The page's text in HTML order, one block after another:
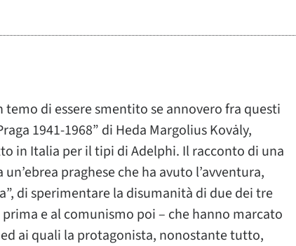
di essere smentito se annovero fra questi
1941-1968” di Heda Margolius Kovȧly,
in Italia per il tipi di Adelphi. Il racconto di una
praghese che ha avuto l’avventura,
di sperimentare la disumanità di due dei tre
e al comunismo poi – che hanno marcato
ai quali la protagonista, nonostante tutto,